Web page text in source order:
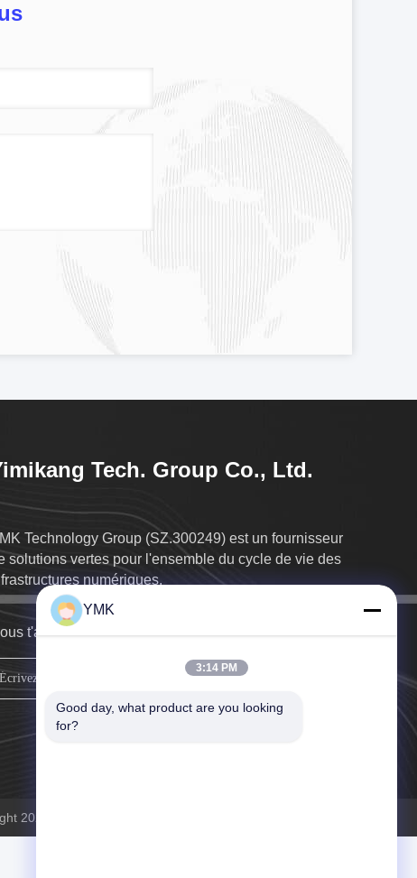
Tech. Group Co., Ltd.
Technology Group (SZ.300249) est un fournisseur
solutions vertes pour l'ensemble du cycle de vie des
numériques.
t'arriverons de retour dès que possible.
2025-2026 Yimikang Tech. Group Co., Ltd. . Tous droits réservés.
YMK
3:14 PM
Good day, what product are you looking
for?